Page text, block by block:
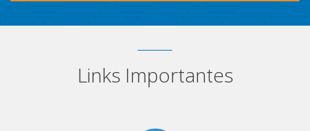
Links Importantes